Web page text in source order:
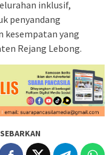
inklusif,
penyandang
kesempatan yang
Rejang Lebong.
SEBARKAN